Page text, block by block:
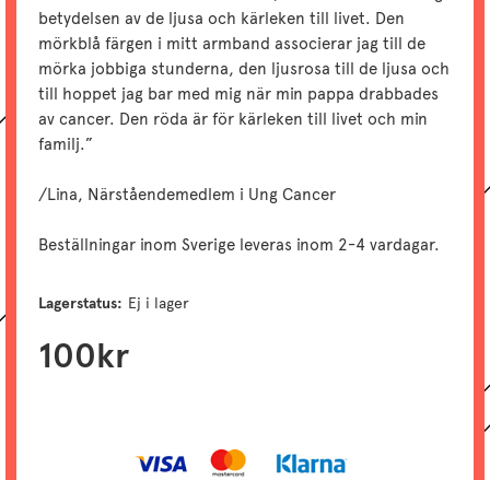
betydelsen av de ljusa och kärleken till livet. Den
mörkblå färgen i mitt armband associerar jag till de
mörka jobbiga stunderna, den ljusrosa till de ljusa och
till hoppet jag bar med mig när min pappa drabbades
av cancer. Den röda är för kärleken till livet och min
familj.”
/Lina, Närståendemedlem i Ung Cancer
Beställningar inom Sverige leveras inom 2-4 vardagar.
Lagerstatus: Ej i lager
100kr